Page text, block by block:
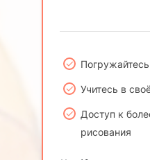
Учитесь в
Доступ к
рисования